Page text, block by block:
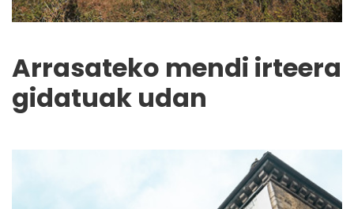
Arrasateko mendi irteera
gidatuak udan